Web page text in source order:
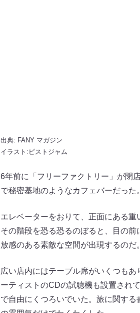
出典: FANY マガジン
イラスト:ピストジャム
6年前に「フリーファクトリー」が閉
で秘密基地のようなカフェバーだった。
エレベーターをおりて、正面にある重
その階段を恐る恐るのぼると、目の
放感のある素敵な空間が出現するのだ。
広い店内にはテーブル席がいくつも
ーティストのCDの試聴機も設置され
で自由にくつろいでいた。旅に関す